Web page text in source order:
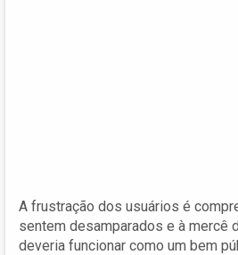
A frustração dos usuários é
sentem desamparados e à mercê
deveria funcionar como um bem